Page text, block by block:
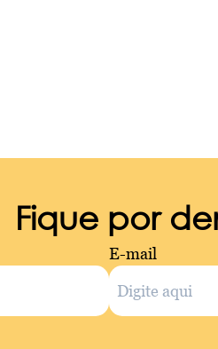
Fique por
E-mail